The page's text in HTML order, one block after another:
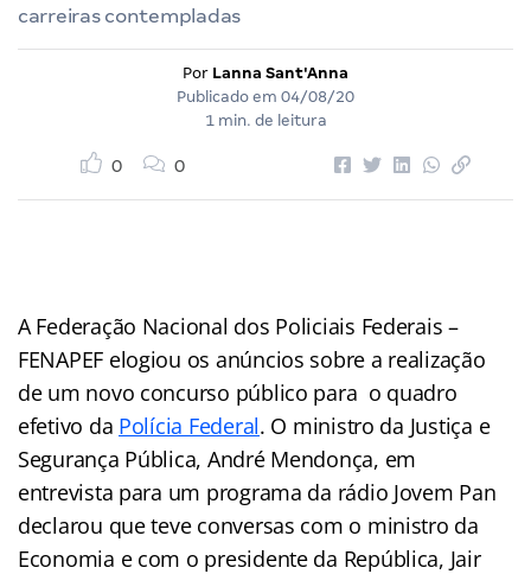
carreiras contempladas
Por Lanna Sant'Anna
Publicado em 04/08/20
1 min. de leitura
0 0
A Federação Nacional dos Policiais Federais –
FENAPEF elogiou os anúncios sobre a realização
de um novo concurso público para o quadro
efetivo da Polícia Federal. O ministro da Justiça e
Segurança Pública, André Mendonça, em
entrevista para um programa da rádio Jovem Pan
declarou que teve conversas com o ministro da
Economia e com o presidente da República, Jair